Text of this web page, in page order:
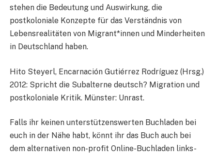
stehen die Bedeutung und Auswirkung, die
postkoloniale Konzepte für das Verständnis von
Lebensrealitäten von Migrant*innen und Minderheiten
in Deutschland haben.
Hito Steyerl, Encarnación Gutiérrez Rodríguez (Hrsg.)
2012: Spricht die Subalterne deutsch? Migration und
postkoloniale Kritik. Münster: Unrast.
Falls ihr keinen unterstützenswerten Buchladen bei
euch in der Nähe habt, könnt ihr das Buch auch bei
dem alternativen non-profit Online-Buchladen links-